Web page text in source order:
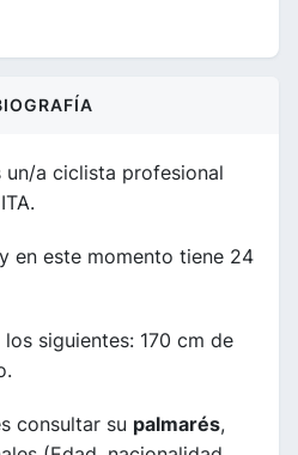
un/a ciclista profesional
en este momento tiene 24
los siguientes: 170 cm de
consultar su palmarés,